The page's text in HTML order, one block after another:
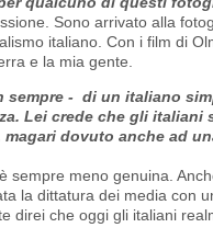
Sono arrivato alla
italiano. Con i film di
e la mia gente.
sempre - di un italiano
Lei crede che gli italiani
dovuto anche ad
sempre meno genuina.
la dittatura dei media con
che oggi gli italiani